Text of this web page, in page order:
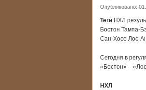
Опубликовано:
ТегиНХЛ
Бостон Тампа-
Сан-Хосе Лос-
Сегодня в
«Бостон» –
НХЛ